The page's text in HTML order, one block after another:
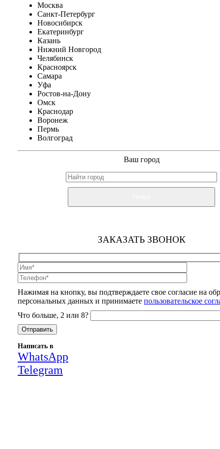
Москва
Санкт-Петербург
Новосибирск
Екатеринбург
Казань
Нижний Новгород
Челябинск
Красноярск
Самара
Уфа
Ростов-на-Дону
Омск
Краснодар
Воронеж
Пермь
Волгоград
Ваш город
ЗАКАЗАТЬ ЗВОНОК
Нажимая на кнопку, вы подтверждаете свое согласие на
персональных данных и принимаете пользовательское
Что больше, 2 или 8?
Написать в
WhatsApp
Telegram